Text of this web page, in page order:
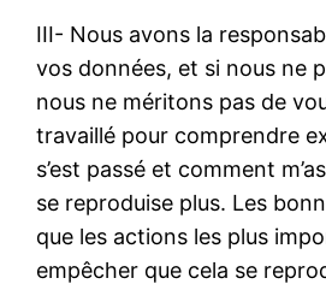
III- Nous avons la
vos données, et si nous ne
nous ne méritons pas de
travaillé pour comprendre
s’est passé et comment
se reproduise plus. Les
que les actions les plus
empêcher que cela se